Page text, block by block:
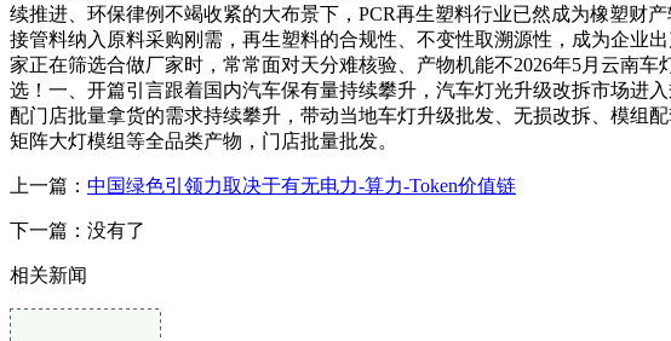
续推进、环保律例不竭收紧的大布景下，PCR再生塑料行业已然成为橡塑财
接管料纳入原料采购刚需，再生塑料的合规性、不变性取溯源性，成为企业
家正在筛选合做厂家时，常常面对天分难核验、产物机能不2026年5月云南
选！一、开篇引言跟着国内汽车保有量持续攀升，汽车灯光升级改拆市场进
配门店批量拿货的需求持续攀升，带动当地车灯升级批发、无损改拆、模组
矩阵大灯模组等全品类产物，门店批量批发。
上一篇： 中国绿色引领力取决于有无电力-算力-Token价值链
下一篇：没有了
相关新闻